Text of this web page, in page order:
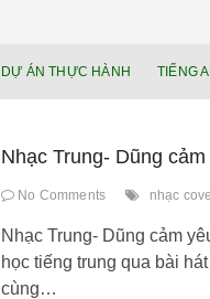
DỰ ÁN THỰC HÀNH TIẾNG
Nhạc Trung- Dũng cảm
No Comments nhạc
Nhạc Trung- Dũng cảm
học tiếng trung qua bài
cùng…